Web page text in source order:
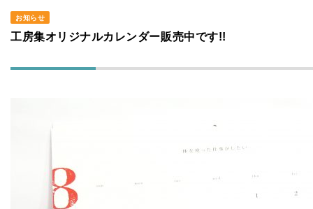
お知らせ
工房集オリジナルカレンダー販売中です!!